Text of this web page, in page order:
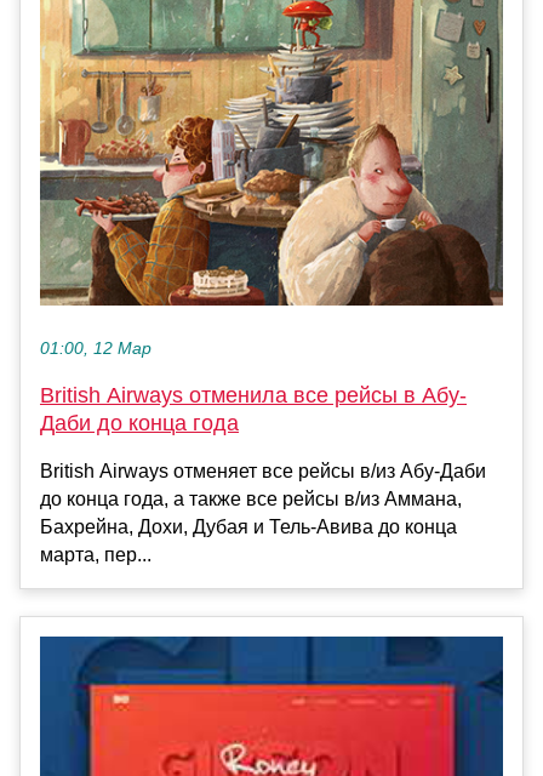
01:00, 12 Мар
British Airways отменила все рейсы в Абу-
Даби до конца года
British Airways отменяет все рейсы в/из Абу-Даби
до конца года, а также все рейсы в/из Аммана,
Бахрейна, Дохи, Дубая и Тель-Авива до конца
марта, пер...